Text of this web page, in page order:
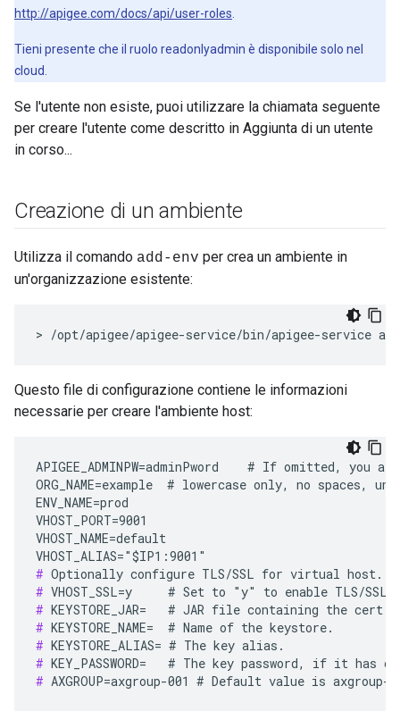
http://apigee.com/docs/api/user-roles
Tieni presente che il ruolo readonlyadmin è disponibile solo nel
cloud.
Se l'utente non esiste, puoi utilizzare la chiamata seguente
per creare l'utente come descritto in Aggiunta di un utente
in corso...
Creazione di un ambiente
Utilizza il comando add-env per crea un ambiente in
un'organizzazione esistente:
> /opt/apigee/apigee-service/bin/apigee-service
Questo file di configurazione contiene le informazioni
necessarie per creare l'ambiente host:
APIGEE_ADMINPW=adminPword    # If omitted, you
ORG_NAME=example  # lowercase only, no spaces,
ENV_NAME=prod
VHOST_PORT=9001
VHOST_NAME=default
#
#
#
#
#
#
# AXGROUP=axgroup-001 # Default value is axgroup-